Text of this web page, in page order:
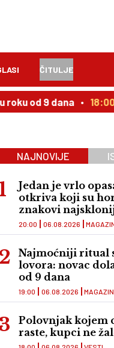
ČITULJE
dana 18:00
NAJNOVIJE
Jedan je vrlo
otkriva koji su
znakovi
20:00 06.08.2026
Najmoćniji ritual
lovora: novac
od 9 dana
MAGAZIN
19:00 06.08.2026
Polovnjak kojem
raste, kupci ne